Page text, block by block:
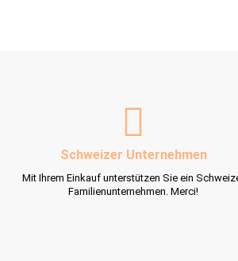
Schweizer Unternehmen
Mit Ihrem Einkauf unterstützen Sie ein
Familienunternehmen. Merci!